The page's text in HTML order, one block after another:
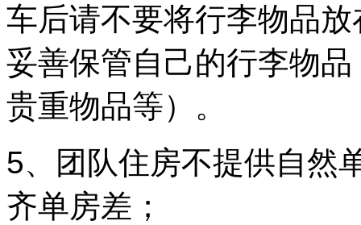
车后请不要将行李物品
妥善保管自己的行李物
贵重物品等）。
5、团队住房不提供自然
齐单房差；